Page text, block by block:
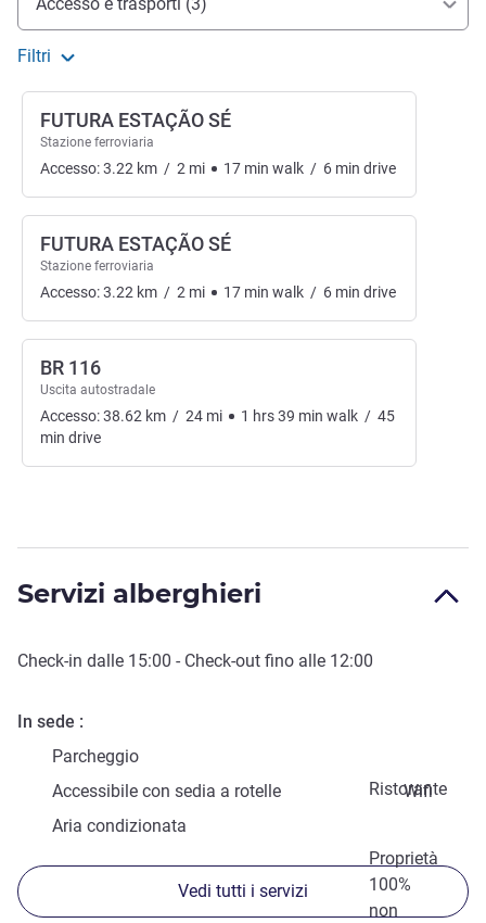
Filtri
FUTURA ESTAÇÃO SÉ
Stazione ferroviaria
Accesso:3.22 km / 2 mi 17 min walk / 6 min drive
FUTURA ESTAÇÃO SÉ
Stazione ferroviaria
Accesso:3.22 km / 2 mi 17 min walk / 6 min drive
BR 116
Uscita autostradale
Accesso:38.62 km / 24 mi 1 hrs39 min walk / 45
min drive
Servizi alberghieri
Check-in dalle 15:00 - Check-out fino alle 12:00
In sede
Parcheggio
Ristorante
Accessibile con sedia a rotelle
Wifi
Aria condizionata
Proprietà
100%
non
Vedi tutti i servizi